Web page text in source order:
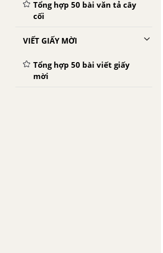
Tổng hợp 50 bài văn tả cây
cối
VIẾT GIẤY MỜI
Tổng hợp 50 bài viết giấy
mời